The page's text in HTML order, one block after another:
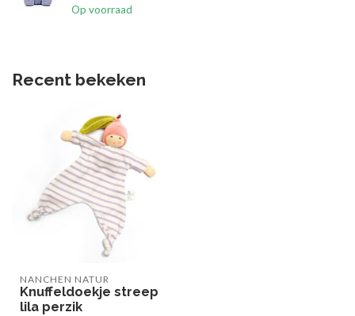
Op voorraad
Recent bekeken
NANCHEN NATUR
Knuffeldoekje streep
lila perzik